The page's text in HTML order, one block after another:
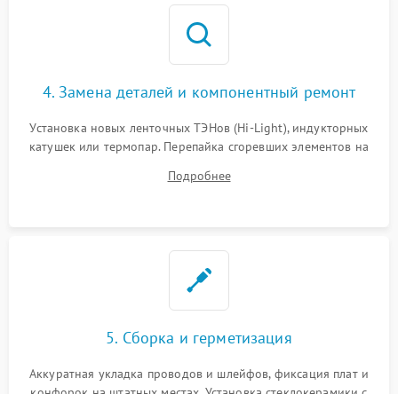
4. Замена деталей и компонентный ремонт
Установка новых ленточных ТЭНов (Hi-Light), индукторных
катушек или термопар. Перепайка сгоревших элементов на
дорожек. Очистка контактов и замена поврежденной
Подробнее
5. Сборка и герметизация
Аккуратная укладка проводов и шлейфов, фиксация плат и